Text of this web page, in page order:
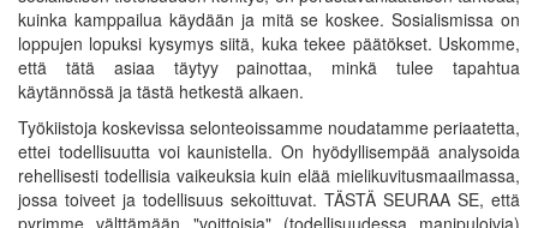
kuinka kamppailua käydään ja mitä se koskee. Sosialismissa on
loppujen lopuksi kysymys siitä, kuka tekee päätökset. Uskomme,
että tätä asiaa täytyy painottaa, minkä tulee tapahtua
käytännössä ja tästä hetkestä alkaen.
Työkiistoja koskevissa selonteoissamme noudatamme periaatetta,
ettei todellisuutta voi kaunistella. On hyödyllisempää analysoida
rehellisesti todellisia vaikeuksia kuin elää mielikuvitusmaailmassa,
jossa toiveet ja todellisuus sekoittuvat. TÄSTÄ SEURAA SE, että
pyrimme välttämään "voittoisia" (todellisuudessa manipuloivia)